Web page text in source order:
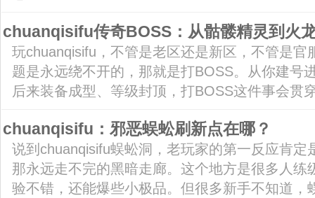
chuanqisifu传奇BOSS：从骷髅精灵到火
玩chuanqisifu，不管是老区还是新区，不管是官
题是永远绕不开的，那就是打BOSS。从你建号
后来装备成型、等级封顶，打BOSS这件事会贯
chuanqisifu：邪恶蜈蚣刷新点在哪？
说到chuanqisifu蜈蚣洞，老玩家的第一反应肯定
那永远走不完的黑暗走廊。这个地方是很多人练
验不错，还能爆些小极品。但很多新手不知道，